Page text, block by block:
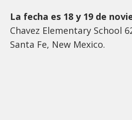
La fecha es 18 y 19 de
Chavez Elementary School
Santa Fe, New Mexico.